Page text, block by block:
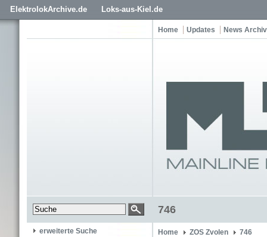
ElektrolokArchive.de Loks-aus-Kiel.de
Home Updates News Archiv
746
erweiterte Suche Home ZOS Zvolen 746